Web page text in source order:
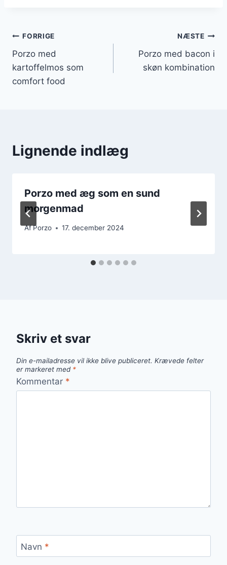
Indlægsnavigation
FORRIGE
Porzo med
kartoffelmos som
comfort food
NÆSTE
Porzo med bacon i
skøn kombination
Lignende indlæg
Porzo med æg som en sund
morgenmad
AfPorzo 17. december 2024
Skriv et svar
Din e-mailadresse vil ikke blive publiceret. Krævede felter
er markeret med *
Kommentar *
Navn *